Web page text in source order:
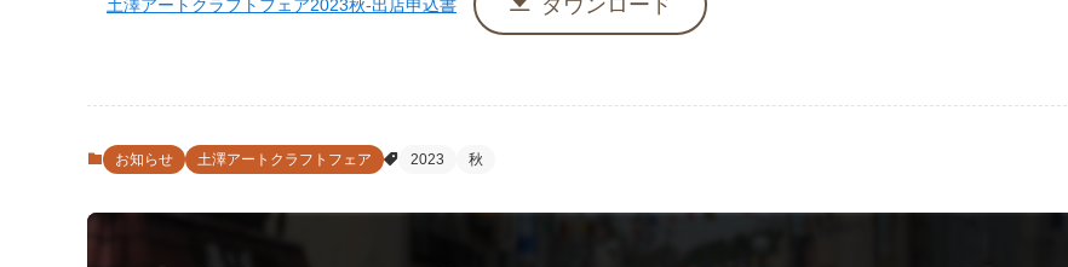
土澤アートクラフトフェア2023秋-出店申込書
お知らせ 土澤アートクラフトフェア 2023 秋